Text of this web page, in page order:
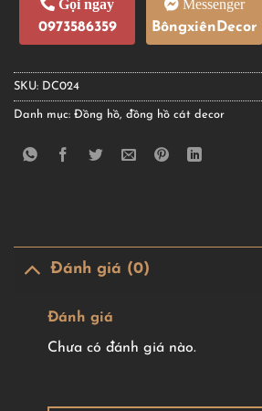
Gọi ngay
0973586359
Messenger
BôngxiênDecor
SKU: DC024
Danh mục: Đồng hồ, đồng hồ cát decor
Đánh giá (0)
Đánh giá
Chưa có đánh giá nào.